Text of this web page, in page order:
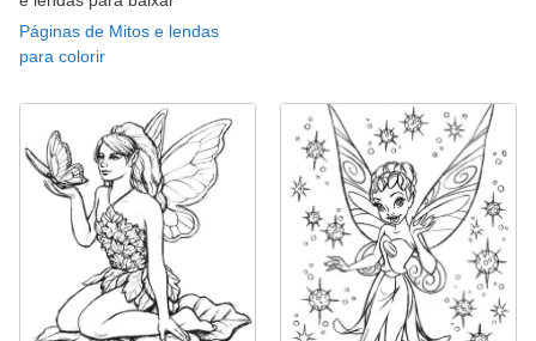
Páginas de Mitos e lendas
para colorir